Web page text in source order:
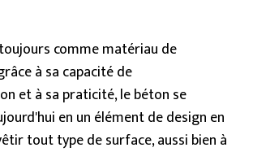
comme matériau de
à sa capacité de
et à sa praticité, le béton se
en un élément de design en
tout type de surface, aussi bien à